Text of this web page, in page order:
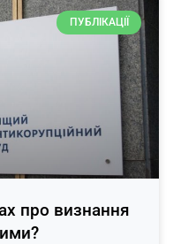
ПУБЛІКАЦІЇ
про визнання